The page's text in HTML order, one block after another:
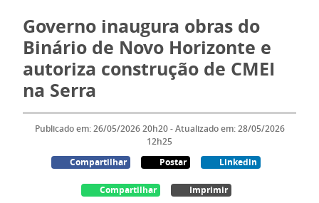
Governo inaugura obras do
Binário de Novo Horizonte e
autoriza construção de CMEI
na Serra
Publicado em: 26/05/2026 20h20 - Atualizado em: 28/05/2026
12h25
Compartilhar
Postar Linkedin
Compartilhar Imprimir